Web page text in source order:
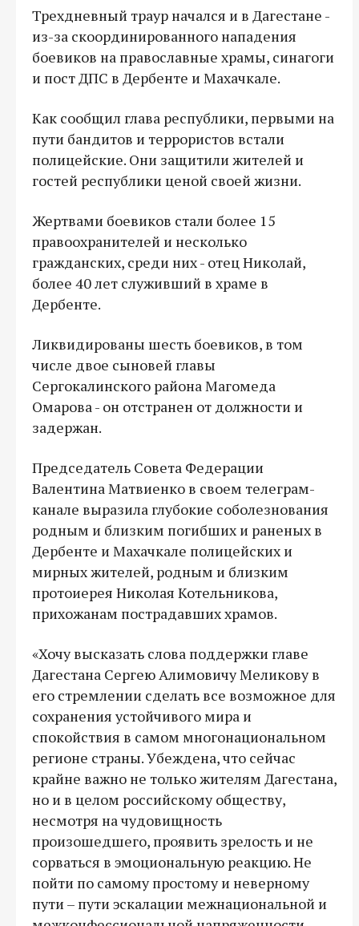
Трехдневный траур начался и в Дагестане -
из-за скоординированного нападения
боевиков на православные храмы, синагоги
и пост ДПС в Дербенте и Махачкале.
Как сообщил глава республики, первыми на
пути бандитов и террористов встали
полицейские. Они защитили жителей и
гостей республики ценой своей жизни.
Жертвами боевиков стали более 15
правоохранителей и несколько
гражданских, среди них - отец Николай,
более 40 лет служивший в храме в
Дербенте.
Ликвидированы шесть боевиков, в том
числе двое сыновей главы
Сергокалинского района Магомеда
Омарова - он отстранен от должности и
задержан.
Председатель Совета Федерации
Валентина Матвиенко в своем телеграм-
канале выразила глубокие соболезнования
родным и близким погибших и раненых в
Дербенте и Махачкале полицейских и
мирных жителей, родным и близким
протоиерея Николая Котельникова,
прихожанам пострадавших храмов.
«Хочу высказать слова поддержки главе
Дагестана Сергею Алимовичу Меликову в
его стремлении сделать все возможное для
сохранения устойчивого мира и
спокойствия в самом многонациональном
регионе страны. Убеждена, что сейчас
крайне важно не только жителям Дагестана,
но и в целом российскому обществу,
несмотря на чудовищность
произошедшего, проявить зрелость и не
сорваться в эмоциональную реакцию. Не
пойти по самому простому и неверному
пути – пути эскалации межнациональной и